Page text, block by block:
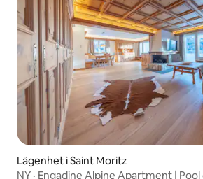
Lägenhet i Saint Moritz
NY · Engadine Alpine Apartment |